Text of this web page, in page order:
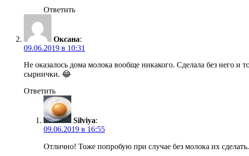
Ответить
Оксана:
09.06.2019 в 10:31
Не оказалось дома молока вообще никакого. Сделала без него
сырнички. 😂
Ответить
Silviya:
09.06.2019 в 16:55
Отлично! Тоже попробую при случае без молока их